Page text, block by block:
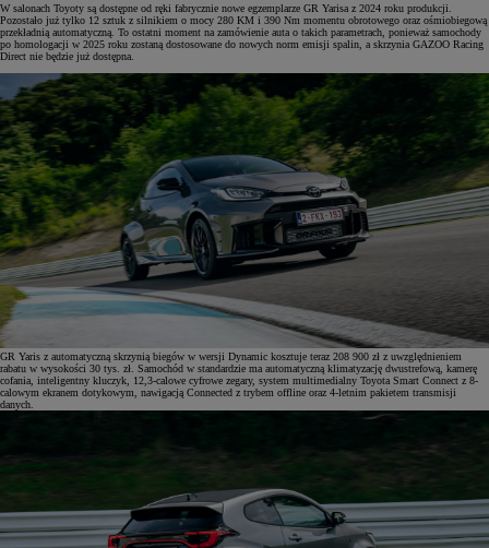
W salonach Toyoty są dostępne od ręki fabrycznie nowe egzemplarze GR Yarisa z 2024 roku produkcji.
Pozostało już tylko 12 sztuk z silnikiem o mocy 280 KM i 390 Nm momentu obrotowego oraz ośmiobiegową
przekładnią automatyczną. To ostatni moment na zamówienie auta o takich parametrach, ponieważ samochody
po homologacji w 2025 roku zostaną dostosowane do nowych norm emisji spalin, a skrzynia GAZOO Racing
Direct nie będzie już dostępna.
GR Yaris z automatyczną skrzynią biegów w wersji Dynamic kosztuje teraz 208 900 zł z uwzględnieniem
rabatu w wysokości 30 tys. zł. Samochód w standardzie ma automatyczną klimatyzację dwustrefową, kamerę
cofania, inteligentny kluczyk, 12,3-calowe cyfrowe zegary, system multimedialny Toyota Smart Connect z 8-
calowym ekranem dotykowym, nawigacją Connected z trybem offline oraz 4-letnim pakietem transmisji
danych.